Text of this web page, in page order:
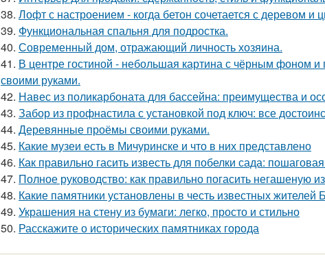
38. Лофт с настроением - когда бетон сочетается с деревом и
39. Функциональная спальня для подростка.
40. Современный дом, отражающий личность хозяина.
41. В центре гостиной - небольшая картина с чёрным фоном
своими руками.
42. Навес из поликарбоната для бассейна: преимущества и
43. Забор из профнастила с установкой под ключ: все
44. Деревянные проёмы своими руками.
45. Какие музеи есть в Мичуринске и что в них представлено
46. Как правильно гасить известь для побелки сада:
47. Полное руководство: как правильно погасить негашеную
48. Какие памятники установлены в честь известных жителей
49. Украшения на стену из бумаги: легко, просто и стильно
50. Расскажите о исторических памятниках города